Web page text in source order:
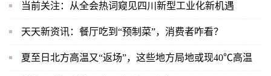
当前关注：从全会热词窥见四川新型工业化新机遇
天天新资讯：餐厅吃到“预制菜”，消费者咋看？
夏至日北方高温又“返场”，这些地方局地或现40℃高温